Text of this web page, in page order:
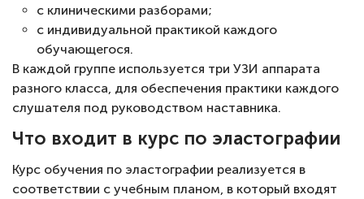
с клиническими разборами;
с индивидуальной практикой каждого
обучающегося.
В каждой группе используется три УЗИ аппарата
разного класса, для обеспечения практики каждого
слушателя под руководством наставника.
Что входит в курс по эластографии
Курс обучения по эластографии реализуется в
соответствии с учебным планом, в который входят